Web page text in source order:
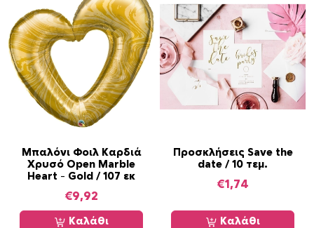
Μπαλόνι Φοιλ Καρδιά
Χρυσό Open Marble
Heart – Gold / 107 εκ
€9,92
Καλάθι
Προσκλήσεις Save the
date / 10 τεμ.
€1,74
Καλάθι